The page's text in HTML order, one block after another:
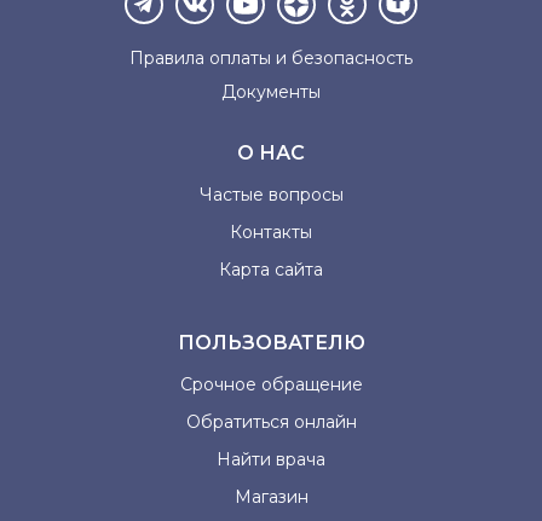
Правила оплаты и безопасность
Документы
О НАС
Частые вопросы
Контакты
Карта сайта
ПОЛЬЗОВАТЕЛЮ
Срочное обращение
Обратиться онлайн
Найти врача
Магазин